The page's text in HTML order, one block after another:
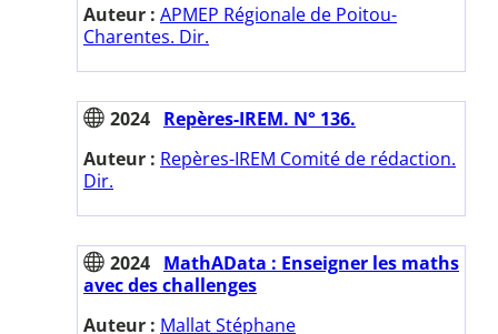
Auteur : APMEP Régionale de Poitou-
Charentes. Dir.
2024 Repères-IREM. N° 136.
Auteur : Repères-IREM Comité de rédaction.
Dir.
2024 MathAData : Enseigner les maths
avec des challenges
Auteur : Mallat Stéphane